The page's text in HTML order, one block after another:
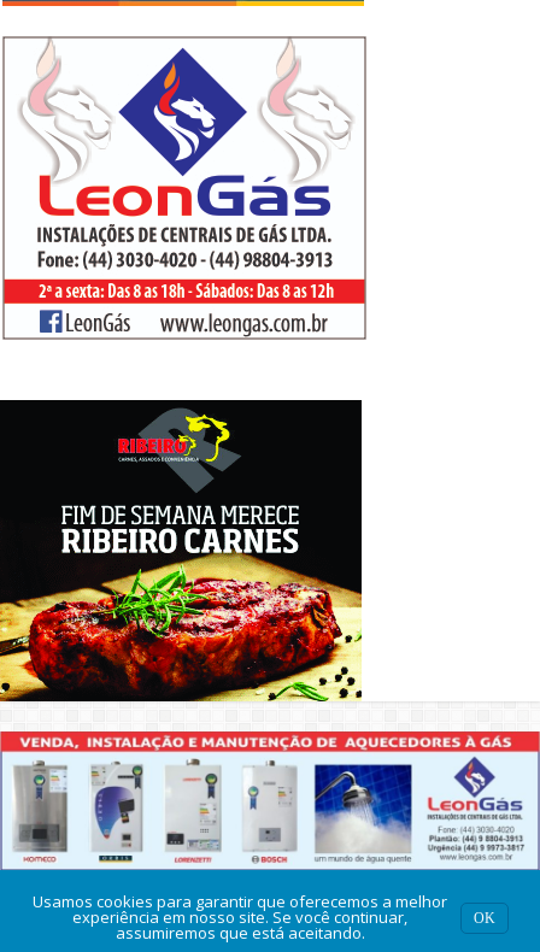
Usamos cookies para garantir que oferecemos a melhor
experiência em nosso site. Se você continuar,
assumiremos que está aceitando.
OK